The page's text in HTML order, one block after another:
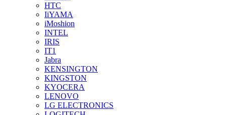
HTC
IiYAMA
iMoshion
INTEL
IRIS
IT1
Jabra
KENSINGTON
KINGSTON
KYOCERA
LENOVO
LG ELECTRONICS